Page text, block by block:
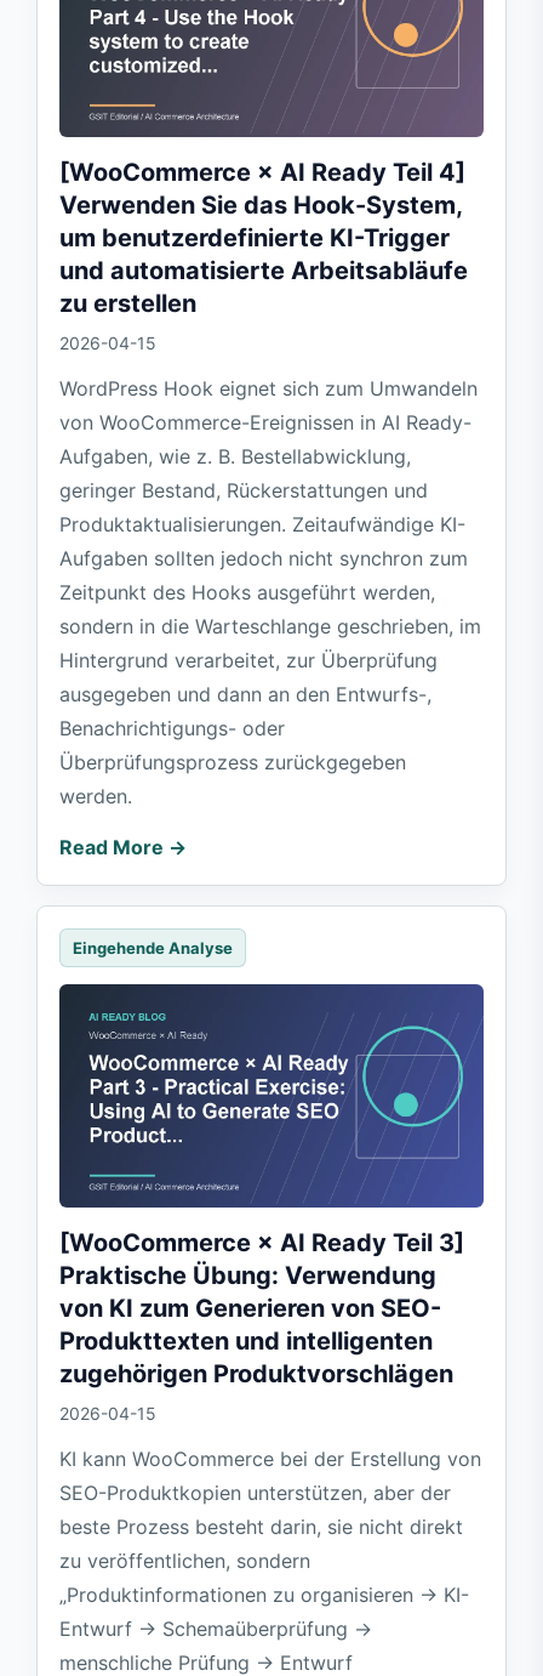
[WooCommerce × AI Ready Teil 4]
Verwenden Sie das Hook-System,
um benutzerdefinierte KI-Trigger
und automatisierte Arbeitsabläufe
zu erstellen
2026-04-15
WordPress Hook eignet sich zum Umwandeln
von WooCommerce-Ereignissen in AI Ready-
Aufgaben, wie z. B. Bestellabwicklung,
geringer Bestand, Rückerstattungen und
Produktaktualisierungen. Zeitaufwändige KI-
Aufgaben sollten jedoch nicht synchron zum
Zeitpunkt des Hooks ausgeführt werden,
sondern in die Warteschlange geschrieben, im
Hintergrund verarbeitet, zur Überprüfung
ausgegeben und dann an den Entwurfs-,
Benachrichtigungs- oder
Überprüfungsprozess zurückgegeben
werden.
Read More →
Eingehende Analyse
[WooCommerce × AI Ready Teil 3]
Praktische Übung: Verwendung
von KI zum Generieren von SEO-
Produkttexten und intelligenten
zugehörigen Produktvorschlägen
2026-04-15
KI kann WooCommerce bei der Erstellung von
SEO-Produktkopien unterstützen, aber der
beste Prozess besteht darin, sie nicht direkt
zu veröffentlichen, sondern
„Produktinformationen zu organisieren → KI-
Entwurf → Schemaüberprüfung →
menschliche Prüfung → Entwurf